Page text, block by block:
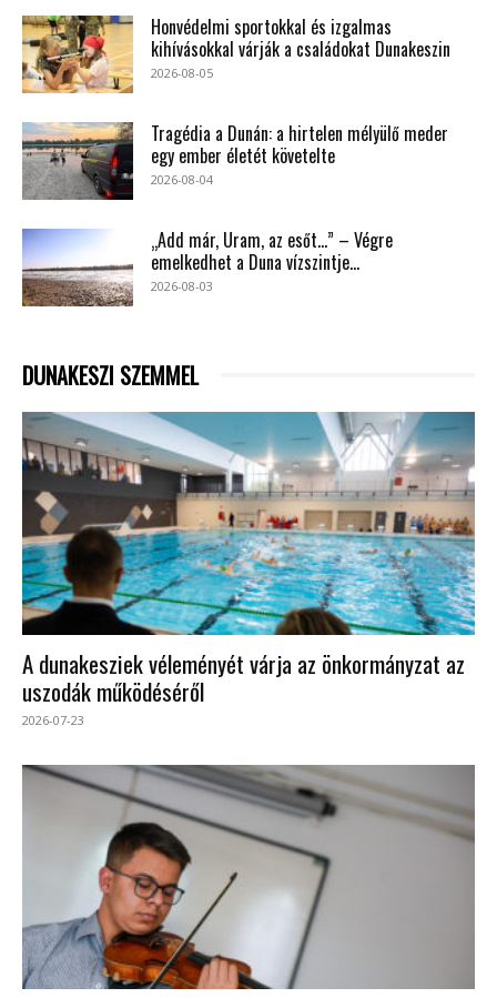
Honvédelmi sportokkal és izgalmas
kihívásokkal várják a családokat Dunakeszin
2026-08-05
Tragédia a Dunán: a hirtelen mélyülő meder
egy ember életét követelte
2026-08-04
„Add már, Uram, az esőt…” – Végre
emelkedhet a Duna vízszintje...
2026-08-03
DUNAKESZI SZEMMEL
A dunakesziek véleményét várja az önkormányzat az
uszodák működéséről
2026-07-23